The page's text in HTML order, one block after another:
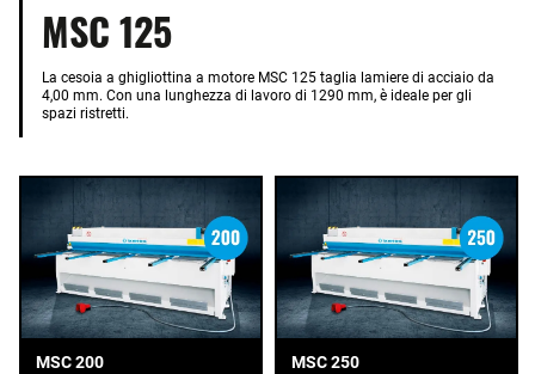
MSC 125
La cesoia a ghigliottina a motore MSC 125 taglia lamiere di acciaio da
4,00 mm. Con una lunghezza di lavoro di 1290 mm, è ideale per gli
spazi ristretti.
MSC 200
MSC 250